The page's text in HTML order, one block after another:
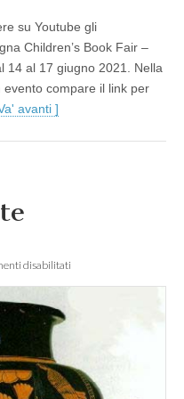
su Youtube gli
Children’s Book Fair –
14 al 17 giugno 2021. Nella
evento compare il link per
avanti ]
disabilitati